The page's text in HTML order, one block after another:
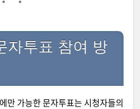
자투표 참여 방
만 가능한 문자투표는 시청자들의